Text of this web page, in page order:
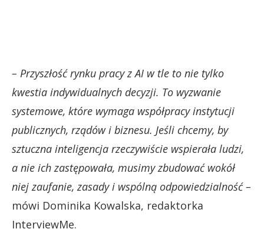
– Przyszłość rynku pracy z AI w tle to nie tylko
kwestia indywidualnych decyzji. To wyzwanie
systemowe, które wymaga współpracy instytucji
publicznych, rządów i biznesu. Jeśli chcemy, by
sztuczna inteligencja rzeczywiście wspierała ludzi,
a nie ich zastępowała, musimy zbudować wokół
niej zaufanie, zasady i wspólną odpowiedzialność –
mówi Dominika Kowalska, redaktorka
InterviewMe.